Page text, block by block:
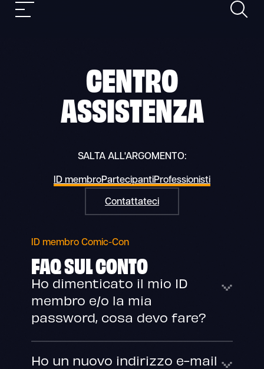
SkipNavigazione
Ricerca
CENTRO
ASSISTENZA
SALTA ALL'ARGOMENTO:
ID membroPartecipantiProfessionisti
Contattateci
ID membro Comic-Con
FAQSUL CONTO
Ho dimenticato il mio ID
membro e/o la mia
password, cosa devo fare?
Ho un nuovo indirizzo e-mail